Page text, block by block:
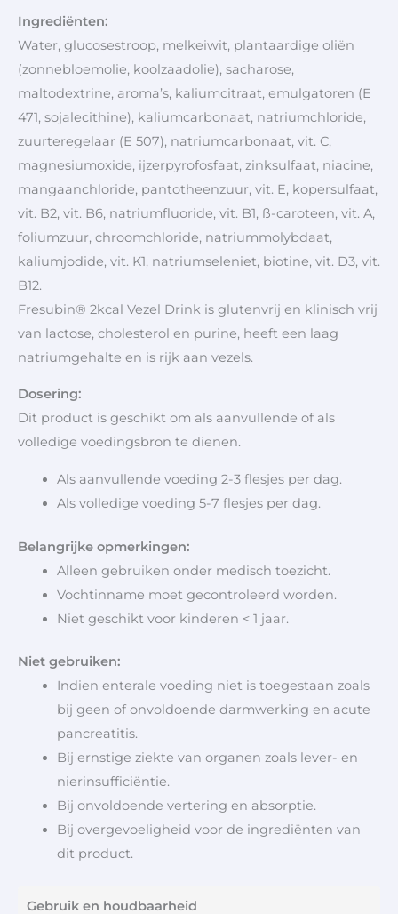
Ingrediënten:
Water, glucosestroop, melkeiwit, plantaardige oliën
(zonnebloemolie, koolzaadolie), sacharose,
maltodextrine, aroma’s, kaliumcitraat, emulgatoren (E
471, sojalecithine), kaliumcarbonaat, natriumchloride,
zuurteregelaar (E 507), natriumcarbonaat, vit. C,
magnesiumoxide, ijzerpyrofosfaat, zinksulfaat, niacine,
mangaanchloride, pantotheenzuur, vit. E, kopersulfaat,
vit. B2, vit. B6, natriumfluoride, vit. B1, ß-caroteen, vit. A,
foliumzuur, chroomchloride, natriummolybdaat,
kaliumjodide, vit. K1, natriumseleniet, biotine, vit. D3, vit.
B12.
Fresubin® 2kcal Vezel Drink is glutenvrij en klinisch vrij
van lactose, cholesterol en purine, heeft een laag
natriumgehalte en is rijk aan vezels.
Dosering:
Dit product is geschikt om als aanvullende of als
volledige voedingsbron te dienen.
Als aanvullende voeding 2-3 flesjes per dag.
Als volledige voeding 5-7 flesjes per dag.
Belangrijke opmerkingen:
Alleen gebruiken onder medisch toezicht.
Vochtinname moet gecontroleerd worden.
Niet geschikt voor kinderen < 1 jaar.
Niet gebruiken:
Indien enterale voeding niet is toegestaan zoals
bij geen of onvoldoende darmwerking en acute
pancreatitis.
Bij ernstige ziekte van organen zoals lever- en
nierinsufficiëntie.
Bij onvoldoende vertering en absorptie.
Bij overgevoeligheid voor de ingrediënten van
dit product.
Gebruik en houdbaarheid